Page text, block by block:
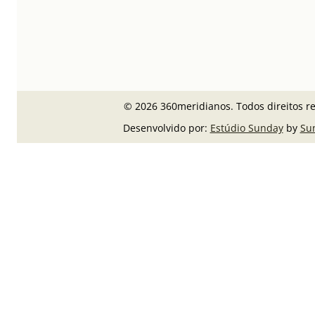
© 2026 360meridianos. Todos direitos
Desenvolvido por: Estúdio Sundayby